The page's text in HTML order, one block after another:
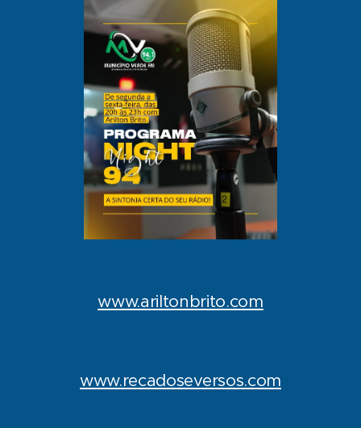
www.ariltonbrito.com
www.recadoseversos.com